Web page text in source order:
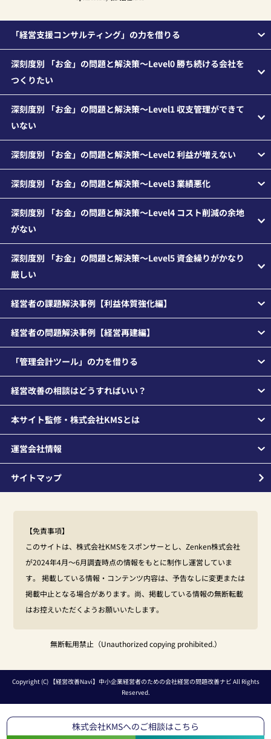
株式会社KMSへのご相談はこちら
「経営支援コンサルティング」の力を借りる
深刻度別 「お金」の問題と解決策～Level0 勝ち続ける会社を
つくりたい
深刻度別 「お金」の問題と解決策～Level1 収支管理ができて
いない
深刻度別 「お金」の問題と解決策～Level2 利益が増えない
深刻度別 「お金」の問題と解決策～Level3 業績悪化
深刻度別 「お金」の問題と解決策～Level4 コスト削減の余地
がない
深刻度別 「お金」の問題と解決策～Level5 資金繰りがかなり
厳しい
経営者の課題解決事例【利益体質強化編】
経営者の問題解決事例【経営再建編】
「管理会計ツール」の力を借りる
経営改善の相談はどうすればいい？
本サイト監修・株式会社KMSとは
運営会社情報
サイトマップ
【免責事項】
このサイトは、株式会社KMSをスポンサーとし、Zenken株式会社
が2024年4月～6月調査時点の情報をもとに制作し運営していま
す。 掲載している情報・コンテンツ内容は、予告なしに変更または
掲載中止となる場合があります。尚、掲載している情報の無断転載
はお控えいただくようお願いいたします。
無断転用禁止（Unauthorized copying prohibited.）
Copyright (C) 【経営改善Navi】中小企業経営者のための会社経営の問題改善ナビ All Rights
Reserved.